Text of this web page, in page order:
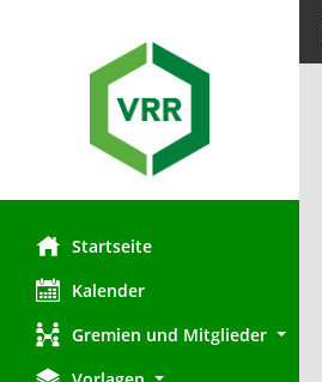
Startseite
Kalender
Gremien und Mitglieder